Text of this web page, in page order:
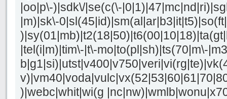
|oo|p\-)|sdk\/|se(c(\-
|m)|sk\-
|tel(i|m)|tim\-|t\-mo|to(pl|sh)|ts(70|m\-
)|webc|whit|wi(g